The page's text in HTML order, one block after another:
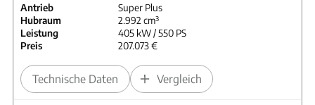
Antrieb
Super Plus
Hubraum
2.992 cm³
Leistung
405 kW / 550 PS
Preis
207.073 €
Technische Daten Vergleich